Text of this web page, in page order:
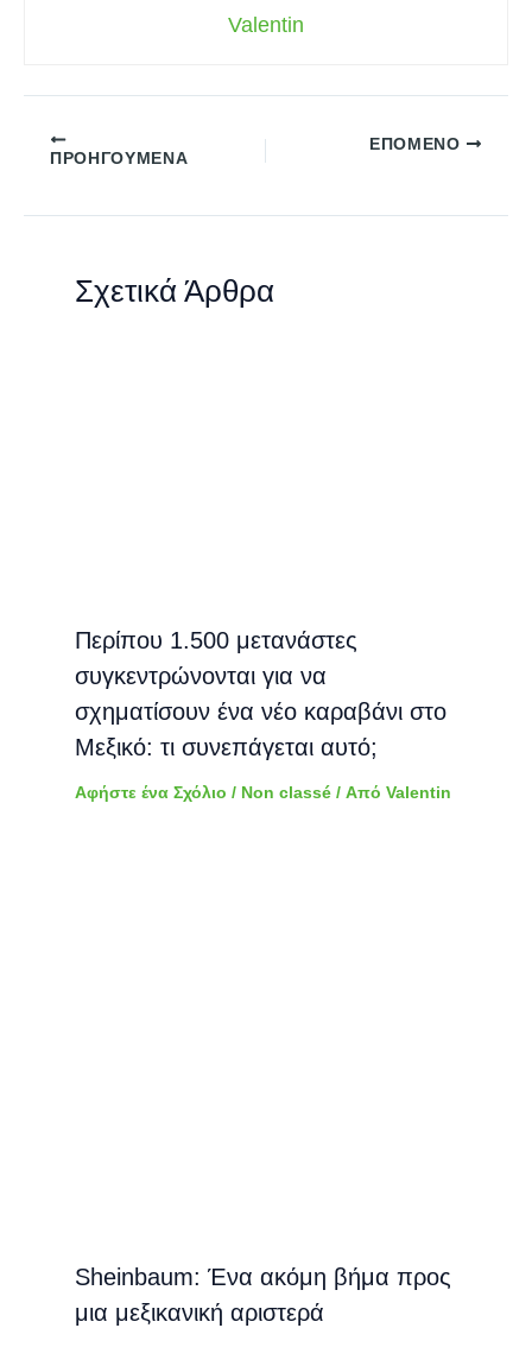
Valentin
ΠΡΟΗΓΟΎΜΕΝΑ
ΕΠΌΜΕΝΟ
Σχετικά Άρθρα
Περίπου 1.500 μετανάστες
συγκεντρώνονται για να
σχηματίσουν ένα νέο καραβάνι στο
Μεξικό: τι συνεπάγεται αυτό;
Αφήστε ένα Σχόλιο / Non classé/ Από Valentin
Sheinbaum: Ένα ακόμη βήμα προς
μια μεξικανική αριστερά